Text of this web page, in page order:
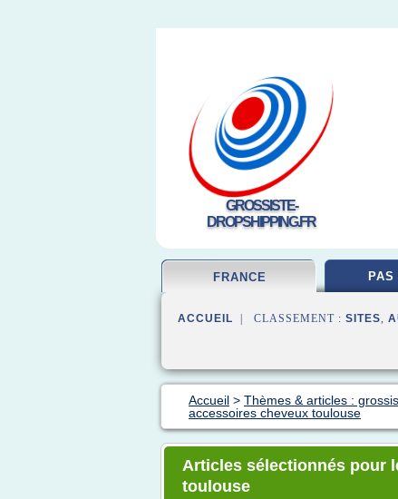
GROSSISTE-
DROPSHIPPING.FR
FRANCE PAS
ACCUEIL | CLASSEMENT : SITES,
Accueil > Thèmes & articles :
accessoires cheveux toulouse
Articles sélectionnés pour
toulouse